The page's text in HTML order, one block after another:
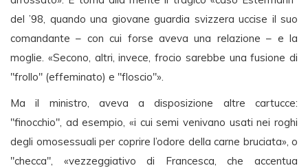
del ’98, quando una giovane guardia svizzera uccise il suo
comandante – con cui forse aveva una relazione – e la
moglie. «Secono, altri, invece, frocio sarebbe una fusione di
"frollo" (effeminato) e "floscio"».
Ma il ministro, aveva a disposizione altre cartucce:
"finocchio", ad esempio, «i cui semi venivano usati nei roghi
degli omosessuali per coprire l’odore della carne bruciata», o
"checca", «vezzeggiativo di Francesca, che accentua